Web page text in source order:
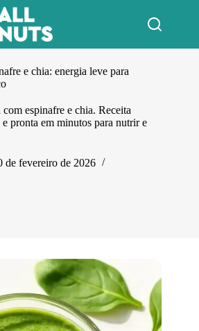
e chia: energia leve para
espinafre e chia. Receita
pronta em minutos para nutrir e
de fevereiro de 2026